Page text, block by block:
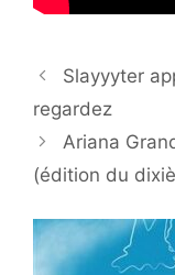
Slayyyter
regardez
Ariana
(édition du